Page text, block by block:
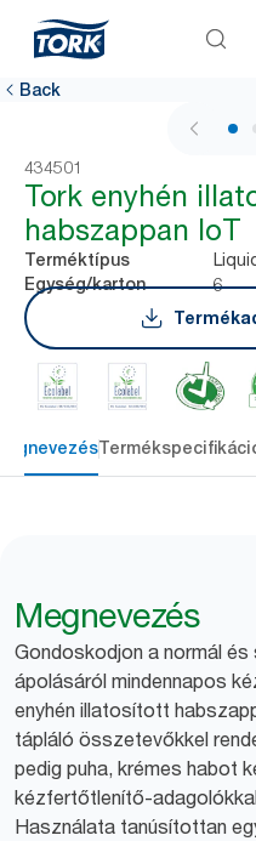
Back
434501
Tork enyhén
habszappan IoT
Terméktípus
Egység/karton
6
Megnevezés
Gondoskodjon a normál
ápolásáról mindennapos
enyhén illatosított
tápláló összetevőkkel
pedig puha, krémes habot
kézfertőtlenítő-
Használata tanúsítottan